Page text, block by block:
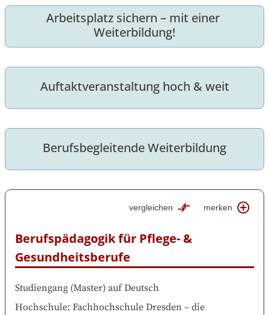
Arbeitsplatz sichern – mit einer
Weiterbildung!
Auftaktveranstaltung hoch & weit
Berufsbegleitende Weiterbildung
Berufspädagogik für Pflege- &
Gesundheitsberufe
vergleichen merken
Studiengang (Master) auf Deutsch
Hochschule: Fachhochschule Dresden – die